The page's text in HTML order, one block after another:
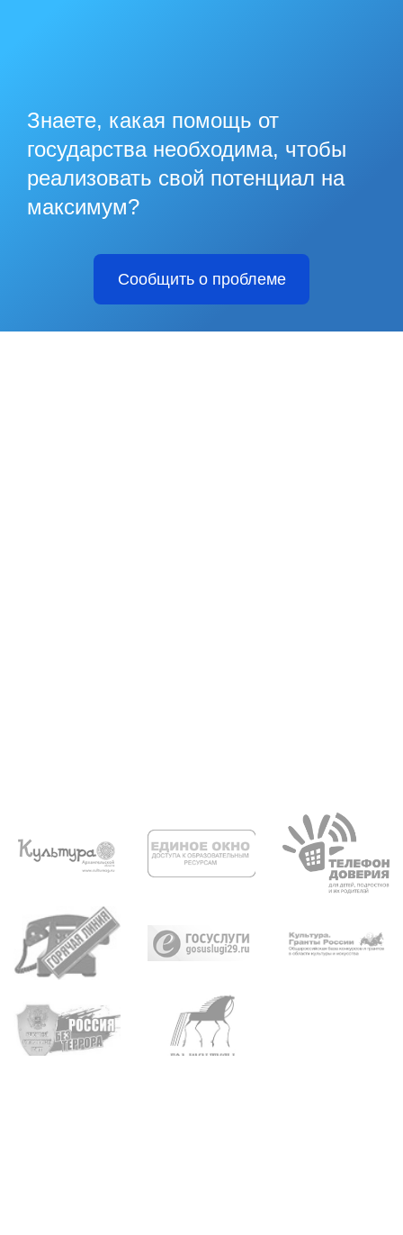
Знаете, какая помощь от
государства необходима, чтобы
реализовать свой потенциал на
максимум?
Сообщить о проблеме